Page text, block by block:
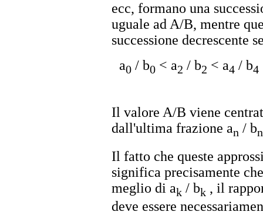
ecc, formano una
uguale ad A/B, mentre
successione decrescente
a0/ b0< a2 / b2 < a4 / b4
Il valore A/B viene
dall'ultima frazione an / bn
Il fatto che queste
significa precisamente
meglio di ak / bk , il
deve essere